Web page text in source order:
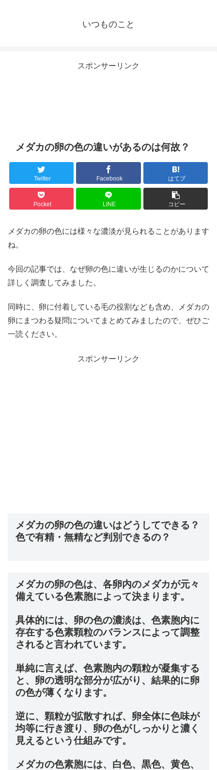
いつものこと
スポンサーリンク
メダカの卵の色の違いがあるのは何故？
Twitter Facebook はてブ
Pocket LINE コピー
メダカの卵の色には様々な濃淡が見られることがあります
ね。
今回の記事では、なぜ卵の色に違いが生じるのかについて
詳しく調査してみました。
同時に、卵に付着している毛の役割なども含め、メダカの
卵にまつわる疑問についてまとめてみましたので、ぜひご
一読ください。
スポンサーリンク
メダカの卵の色の違いはどうしてできる？
色で有精・無精など判別できるの？
メダカの卵の色は、各卵内のメダカが元々
備えている色素胞によって決まります。
具体的には、卵の色の濃淡は、色素胞内に
存在する色素顆粒のバランスによって調整
されると言われています。
単純に言えば、色素胞内の顆粒が凝集する
と、卵の透明な部分が広がり、結果的に卵
の色が薄くなります。
逆に、顆粒が拡散すれば、卵全体に色味が
均等に行き渡り、卵の色がしっかりと濃く
見えるという仕組みです。
メダカの色素胞には、白色、黒色、黄色、